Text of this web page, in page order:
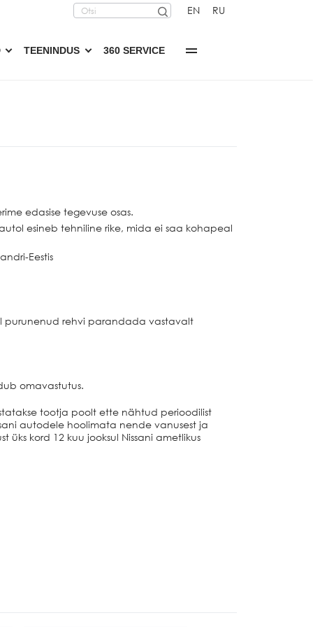
TEENINDUS 360 SERVICE
EN RU
edasise tegevuse osas.
esineb tehniline rike, mida ei saa kohapeal
Eestis
purunenud rehvi parandada vastavalt
omavastutus.
tootja poolt ette nähtud perioodilist
autodele hoolimata nende vanusest ja
kord 12 kuu jooksul Nissani ametlikus